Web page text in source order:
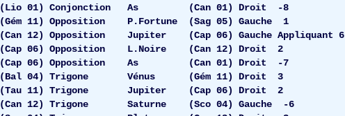
01) Conjonction As (Can 01) Droit -8
11) Opposition P.Fortune (Sag 05) Gauche 1
12) Opposition Jupiter (Cap 06) Gauche Appliquant 6
06) Opposition L.Noire (Can 12) Droit 2
06) Opposition As (Can 01) Droit -7
04) Trigone Vénus (Gém 11) Droit 3
11) Trigone Jupiter (Cap 06) Droit 2
12) Trigone Saturne (Sco 04) Gauche -6